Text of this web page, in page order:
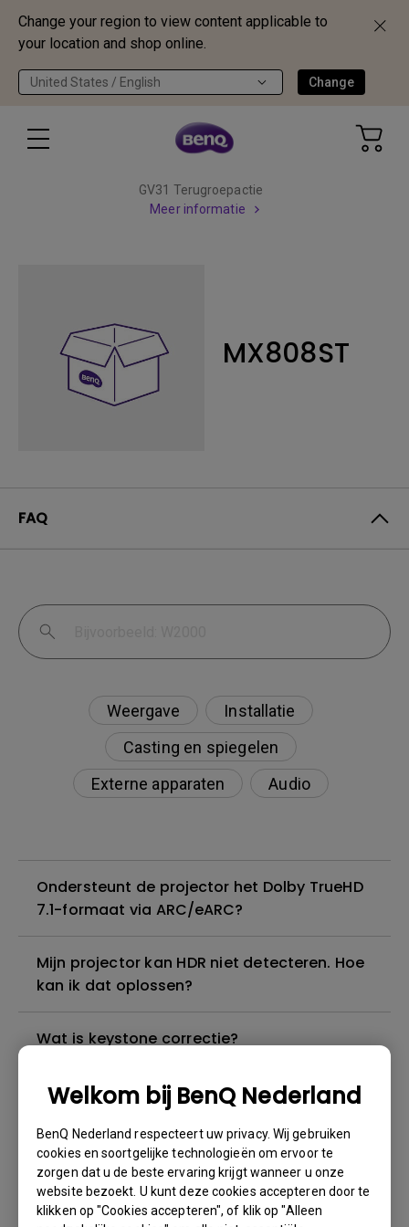
Change your region to view content applicable to
your location and shop online.
United States / English Change
Welkom bij BenQ Nederland
BenQ Nederland respecteert uw privacy. Wij gebruiken
cookies en soortgelijke technologieën om ervoor te
zorgen dat u de beste ervaring krijgt wanneer u onze
website bezoekt. U kunt deze cookies accepteren door te
klikken op "Cookies accepteren", of klik op "Alleen
GV31 Terugroepactie
Meer informatie
MX808ST
FAQ
Weergave
Installatie
Casting en spiegelen
Externe apparaten
Audio
Ondersteunt de projector het Dolby TrueHD
7.1-formaat via ARC/eARC?
Mijn projector kan HDR niet detecteren. Hoe
kan ik dat oplossen?
Wat is keystone correctie?
Ik kan geluid horen, maar het scherm wordt
altijd zwart wanneer ik mijn mobiele
apparaat met een kabel of adapter op de
projector aansluit en inhoud van Netflix,
Disney+, Hulu en andere probeer te
streamen. Hoe kan ik dit oplossen?